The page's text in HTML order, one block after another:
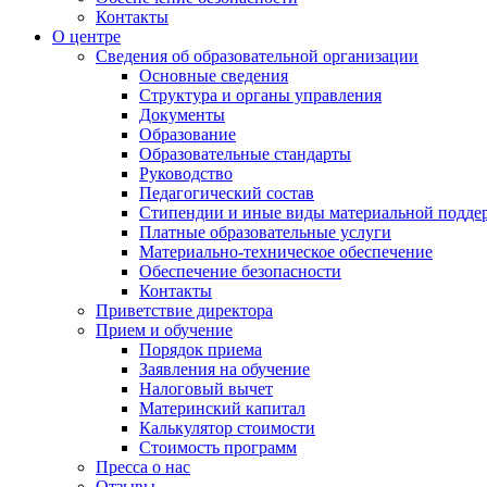
Контакты
О центре
Сведения об образовательной организации
Основные сведения
Структура и органы управления
Документы
Образование
Образовательные стандарты
Руководство
Педагогический состав
Стипендии и иные виды материальной
Платные образовательные услуги
Материально-техническое обеспечение
Обеспечение безопасности
Контакты
Приветствие директора
Прием и обучение
Порядок приема
Заявления на обучение
Налоговый вычет
Материнский капитал
Калькулятор стоимости
Стоимость программ
Пресса о нас